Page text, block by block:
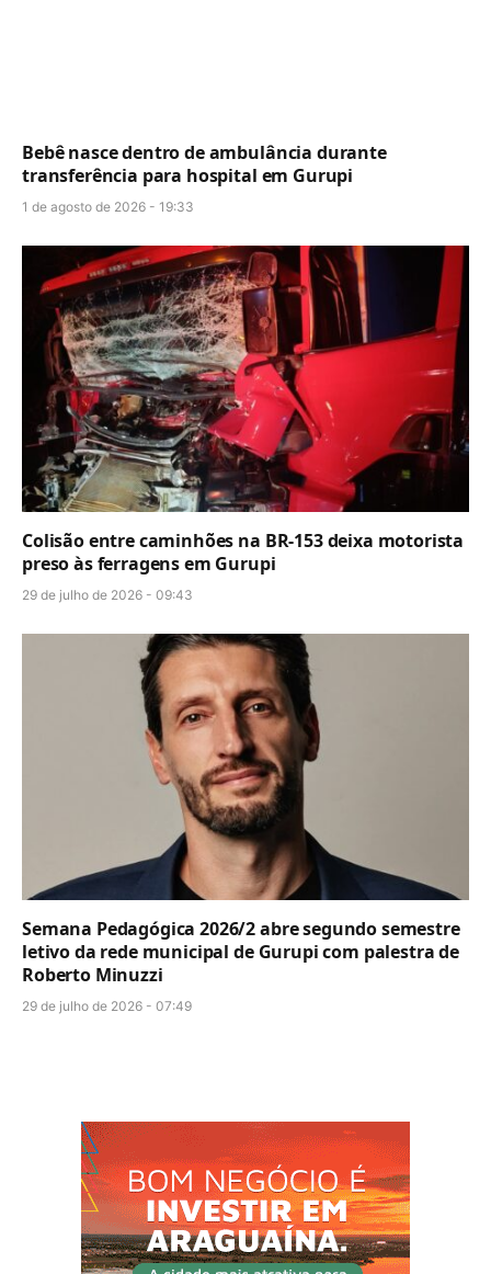
Bebê nasce dentro de ambulância durante
transferência para hospital em Gurupi
1 de agosto de 2026 - 19:33
Colisão entre caminhões na BR-153 deixa motorista
preso às ferragens em Gurupi
29 de julho de 2026 - 09:43
Semana Pedagógica 2026/2 abre segundo semestre
letivo da rede municipal de Gurupi com palestra de
Roberto Minuzzi
29 de julho de 2026 - 07:49